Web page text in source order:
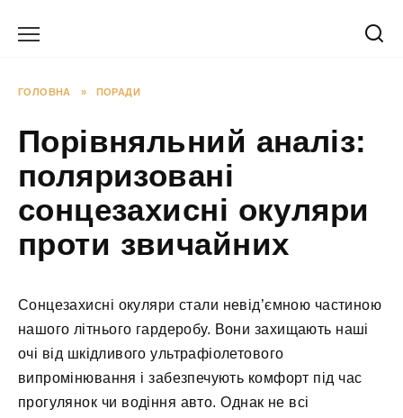
ГОЛОВНА » ПОРАДИ
Порівняльний аналіз:
поляризовані
сонцезахисні окуляри
проти звичайних
Сонцезахисні окуляри стали невід’ємною частиною
нашого літнього гардеробу. Вони захищають наші
очі від шкідливого ультрафіолетового
випромінювання і забезпечують комфорт під час
прогулянок чи водіння авто. Однак не всі